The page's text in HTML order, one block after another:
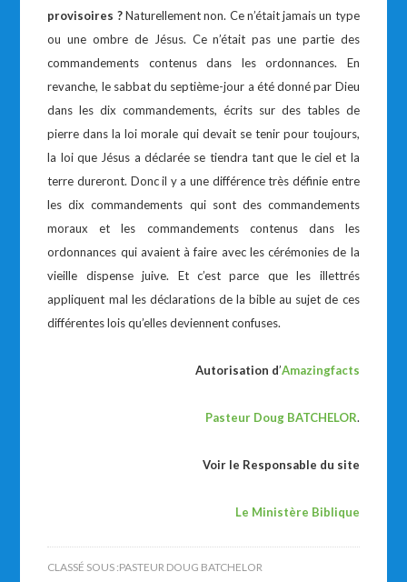
provisoires ?Naturellement non. Ce n’était jamais un type
ou une ombre de Jésus. Ce n’était pas une partie des
commandements contenus dans les ordonnances. En
revanche, le sabbat du septième-jour a été donné par Dieu
dans les dix commandements, écrits sur des tables de
pierre dans la loi morale qui devait se tenir pour toujours,
la loi que Jésus a déclarée se tiendra tant que le ciel et la
terre dureront. Donc il y a une différence très définie entre
les dix commandements qui sont des commandements
moraux et les commandements contenus dans les
ordonnances qui avaient à faire avec les cérémonies de la
vieille dispense juive. Et c’est parce que les illettrés
appliquent mal les déclarations de la bible au sujet de ces
différentes lois qu’elles deviennent confuses.
Autorisation d’Amazingfacts
Pasteur Doug BATCHELOR.
Voir le Responsable du site
Le Ministère Biblique
CLASSÉ SOUS :PASTEUR DOUG BATCHELOR